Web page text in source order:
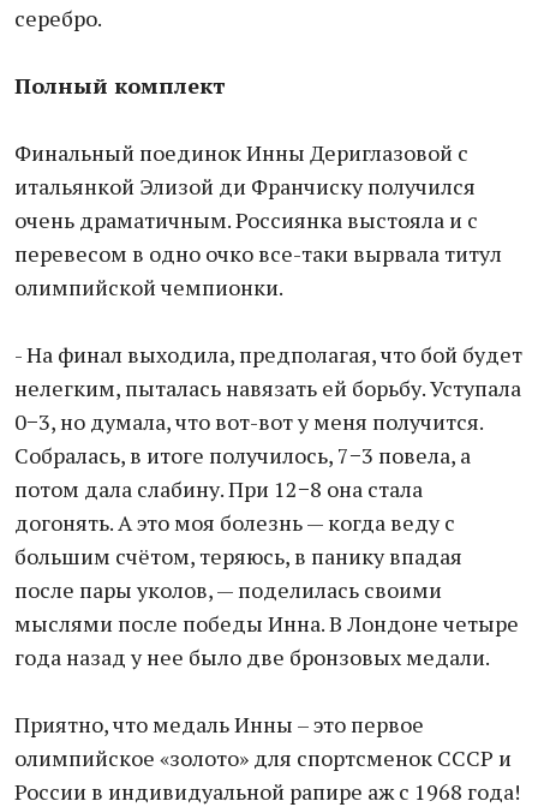
серебро.
Полный комплект
Финальный поединок Инны Дериглазовой с
итальянкой Элизой ди Франчиску получился
очень драматичным. Россиянка выстояла и с
перевесом в одно очко все-таки вырвала титул
олимпийской чемпионки.
- На финал выходила, предполагая, что бой будет
нелегким, пыталась навязать ей борьбу. Уступала
0−3, но думала, что вот-вот у меня получится.
Собралась, в итоге получилось, 7−3 повела, а
потом дала слабину. При 12−8 она стала
догонять. А это моя болезнь — когда веду с
большим счётом, теряюсь, в панику впадая
после пары уколов, — поделилась своими
мыслями после победы Инна. В Лондоне четыре
года назад у нее было две бронзовых медали.
Приятно, что медаль Инны – это первое
олимпийское «золото» для спортсменок СССР и
России в индивидуальной рапире аж с 1968 года!